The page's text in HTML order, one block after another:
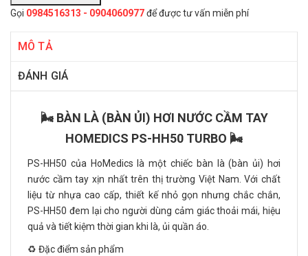
Gọi 0984516313 - 0904060977để được tư vấn miễn phí
MÔ TẢ
ĐÁNH GIÁ
🌬️ BÀN LÀ (BÀN ỦI) HƠI NƯỚC CẦM TAY
HOMEDICS PS-HH50 TURBO 🌬️
PS-HH50 của HoMedics là một chiếc bàn là (bàn ủi) hơi
nước cầm tay xịn nhất trên thị trường Việt Nam. Với chất
liệu từ nhựa cao cấp, thiết kế nhỏ gọn nhưng chắc chắn,
PS-HH50 đem lại cho người dùng cảm giác thoải mái, hiệu
quả và tiết kiệm thời gian khi là, ủi quần áo.
♻️ Đặc điểm sản phẩm